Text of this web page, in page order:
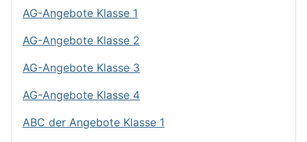
AG-Angebote Klasse 1
AG-Angebote Klasse 2
AG-Angebote Klasse 3
AG-Angebote Klasse 4
ABC der Angebote Klasse 1